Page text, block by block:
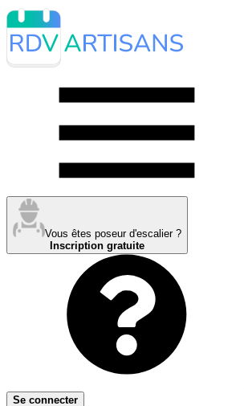
Vous êtes poseur d'escalier ?
Inscription gratuite
Se connecter